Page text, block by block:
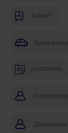
Anfahrt
Route
Zusatzinfos